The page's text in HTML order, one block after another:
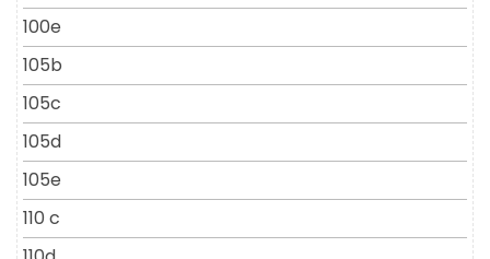
100e
105b
105c
105d
105e
110 c